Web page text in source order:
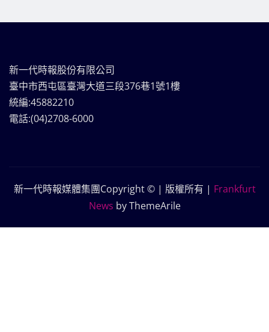
新一代時報股份有限公司
臺中市西屯區臺灣大道三段376巷1號1樓
統編:45882210
電話:(04)2708-6000
新一代時報媒體集團Copyright © | 版權所有 | Frankfurt
News by ThemeArile